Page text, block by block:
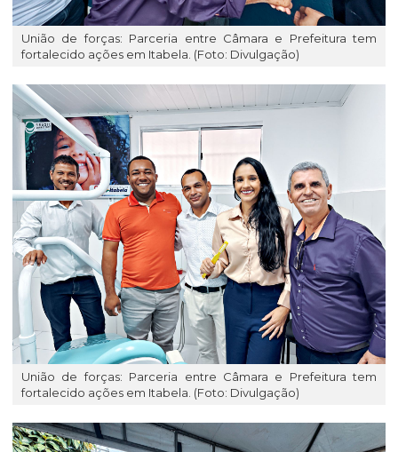
União de forças: Parceria entre Câmara e Prefeitura tem
fortalecido ações em Itabela. (Foto: Divulgação)
União de forças: Parceria entre Câmara e Prefeitura tem
fortalecido ações em Itabela. (Foto: Divulgação)